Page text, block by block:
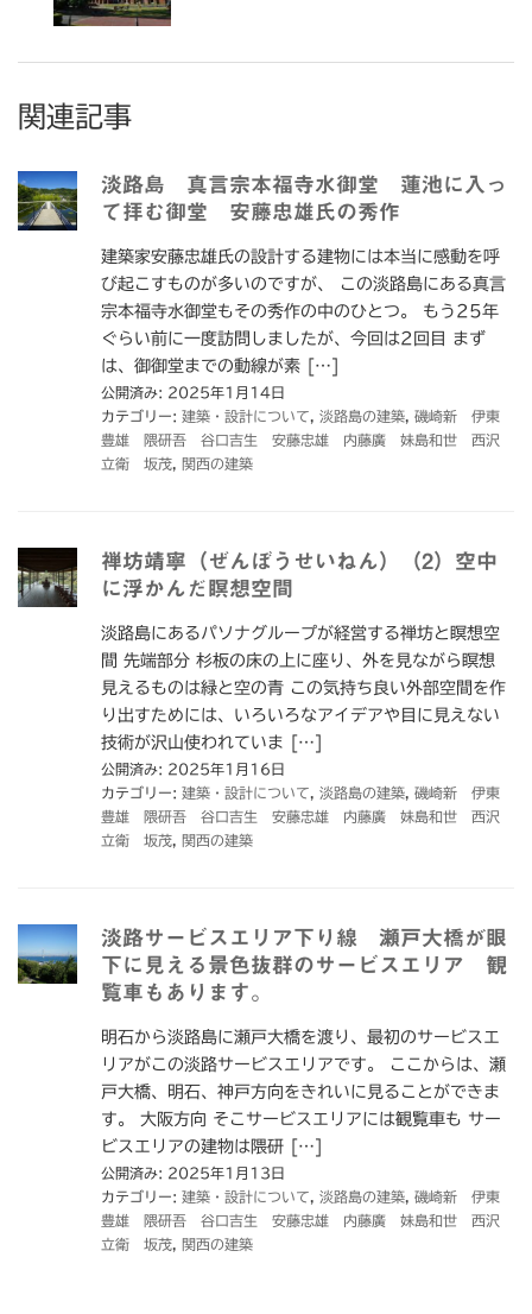
関連記事
淡路島 真言宗本福寺水御堂 蓮池に入っ
て拝む御堂 安藤忠雄氏の秀作
建築家安藤忠雄氏の設計する建物には本当に感動を呼
び起こすものが多いのですが、 この淡路島にある真言
宗本福寺水御堂もその秀作の中のひとつ。 もう25年
ぐらい前に一度訪問しましたが、今回は2回目 まず
は、御御堂までの動線が素 […]
公開済み: 2025年1月14日
カテゴリー: 建築・設計について 淡路島の建築
磯崎新 伊東
豊雄 隈研吾 谷口吉生 安藤忠雄 内藤廣 妹島和世 西沢
立衛 坂茂
関西の建築
禅坊靖寧（ぜんぼうせいねん）（2）空中
に浮かんだ瞑想空間
淡路島にあるパソナグループが経営する禅坊と瞑想空
間 先端部分 杉板の床の上に座り、外を見ながら瞑想
見えるものは緑と空の青 この気持ち良い外部空間を作
り出すためには、いろいろなアイデアや目に見えない
技術が沢山使われていま […]
公開済み: 2025年1月16日
カテゴリー: 建築・設計について 淡路島の建築
磯崎新 伊東
豊雄 隈研吾 谷口吉生 安藤忠雄 内藤廣 妹島和世 西沢
立衛 坂茂
関西の建築
淡路サービスエリア下り線 瀬戸大橋が眼
下に見える景色抜群のサービスエリア 観
覧車もあります。
明石から淡路島に瀬戸大橋を渡り、最初のサービスエ
リアがこの淡路サービスエリアです。 ここからは、瀬
戸大橋、明石、神戸方向をきれいに見ることができま
す。 大阪方向 そこサービスエリアには観覧車も サー
ビスエリアの建物は隈研 […]
公開済み: 2025年1月13日
カテゴリー: 建築・設計について 淡路島の建築
磯崎新 伊東
豊雄 隈研吾 谷口吉生 安藤忠雄 内藤廣 妹島和世 西沢
立衛 坂茂
関西の建築